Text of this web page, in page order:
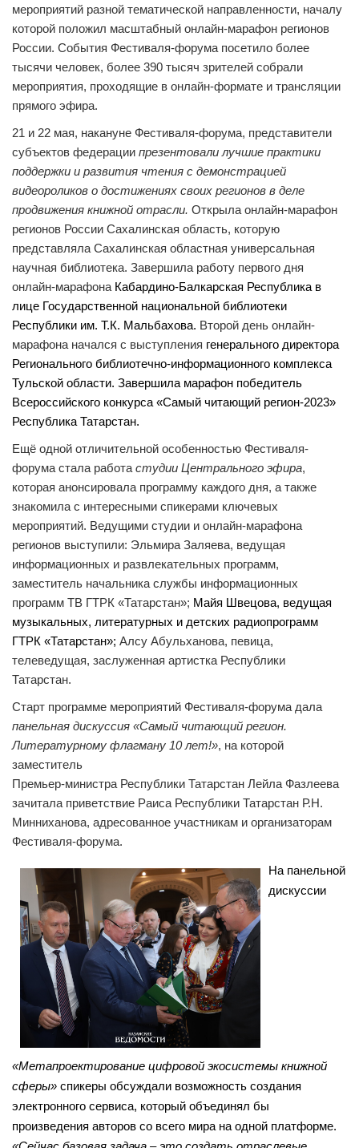
мероприятий разной тематической направленности, началу
которой положил масштабный онлайн-марафон регионов
России. События Фестиваля-форума посетило более
тысячи человек, более 390 тысяч зрителей собрали
мероприятия, проходящие в онлайн-формате и трансляции
прямого эфира.
21 и 22 мая, накануне Фестиваля-форума, представители
субъектов федерации презентовали лучшие практики
поддержки и развития чтения с демонстрацией
видеороликов о достижениях своих регионов в деле
продвижения книжной отрасли. Открыла онлайн-марафон
регионов России Сахалинская область, которую
представляла Сахалинская областная универсальная
научная библиотека. Завершила работу первого дня
онлайн-марафона Кабардино-Балкарская Республика в
лице Государственной национальной библиотеки
Республики им. Т.К. Мальбахова. Второй день онлайн-
марафона начался с выступления генерального директора
Регионального библиотечно-информационного комплекса
Тульской области. Завершила марафон победитель
Всероссийского конкурса «Самый читающий регион-2023»
Республика Татарстан.
Ещё одной отличительной особенностью Фестиваля-
форума стала работа студии Центрального эфира,
которая анонсировала программу каждого дня, а также
знакомила с интересными спикерами ключевых
мероприятий. Ведущими студии и онлайн-марафона
регионов выступили: Эльмира Заляева, ведущая
информационных и развлекательных программ,
заместитель начальника службы информационных
программ ТВ ГТРК «Татарстан»; Майя Швецова, ведущая
музыкальных, литературных и детских радиопрограмм
ГТРК «Татарстан»; Алсу Абульханова, певица,
телеведущая, заслуженная артистка Республики
Татарстан.
Старт программе мероприятий Фестиваля-форума дала
панельная дискуссия «Самый читающий регион.
Литературному флагману 10 лет!», на которой
заместитель
Премьер-министра Республики Татарстан Лейла Фазлеева
зачитала приветствие Раиса Республики Татарстан Р.Н.
Минниханова, адресованное участникам и организаторам
Фестиваля-форума.
На панельной
дискуссии
«Метапроектирование цифровой экосистемы книжной
сферы» спикеры обсуждали возможность создания
электронного сервиса, который объединял бы
произведения авторов со всего мира на одной платформе.